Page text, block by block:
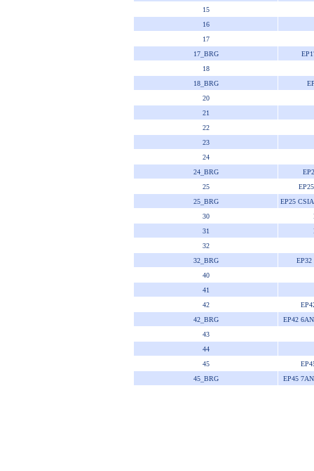
15
16
17
17_BRG
18
18_BRG
20
21
22
23
24
24_BRG
25
25_BRG
EP25
30
31
32
32_BRG
40
41
42
42_BRG
EP42
43
44
45
45_BRG
EP45